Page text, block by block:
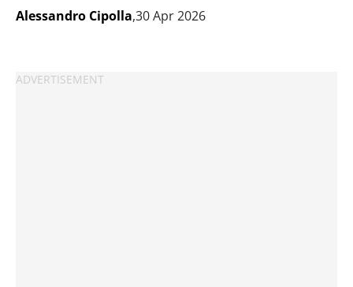
Alessandro Cipolla,30 Apr 2026